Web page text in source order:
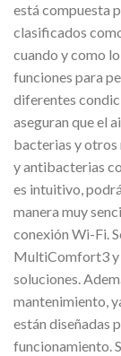
está compuesta
clasificados
cuando y como
funciones para
diferentes
aseguran que el
bacterias y
y antibacterias
es intuitivo,
manera muy
conexión Wi-Fi.
MultiComfort3 y
soluciones.
mantenimiento,
están diseñadas
funcionamiento.